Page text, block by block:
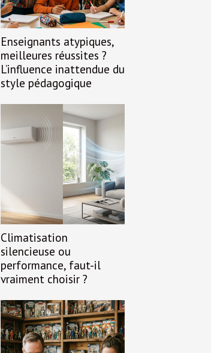
Enseignants atypiques,
meilleures réussites ?
L’influence inattendue du
style pédagogique
Climatisation
silencieuse ou
performance, faut-il
vraiment choisir ?